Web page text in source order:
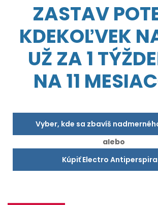
ZASTAV
KDEKOĽVEK
UŽ ZA 1
NA 11
Vyber, kde sa zbavíš
alebo
Kúpiť Electro